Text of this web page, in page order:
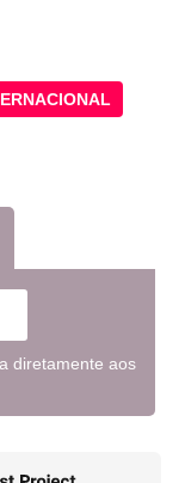
diretamente aos